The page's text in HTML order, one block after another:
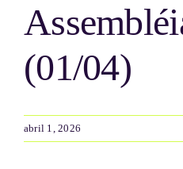
(01/04)
abril 1, 2026